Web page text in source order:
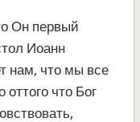
Он первый
Иоанн
нам, что мы все
что Бог